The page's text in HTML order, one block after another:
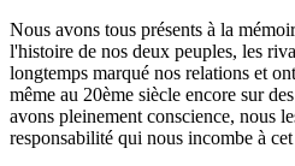
Nous avons tous présents à la
l'histoire de nos deux peuples, les
longtemps marqué nos relations et
même au 20ème siècle encore sur
avons pleinement conscience, nous
responsabilité qui nous incombe à